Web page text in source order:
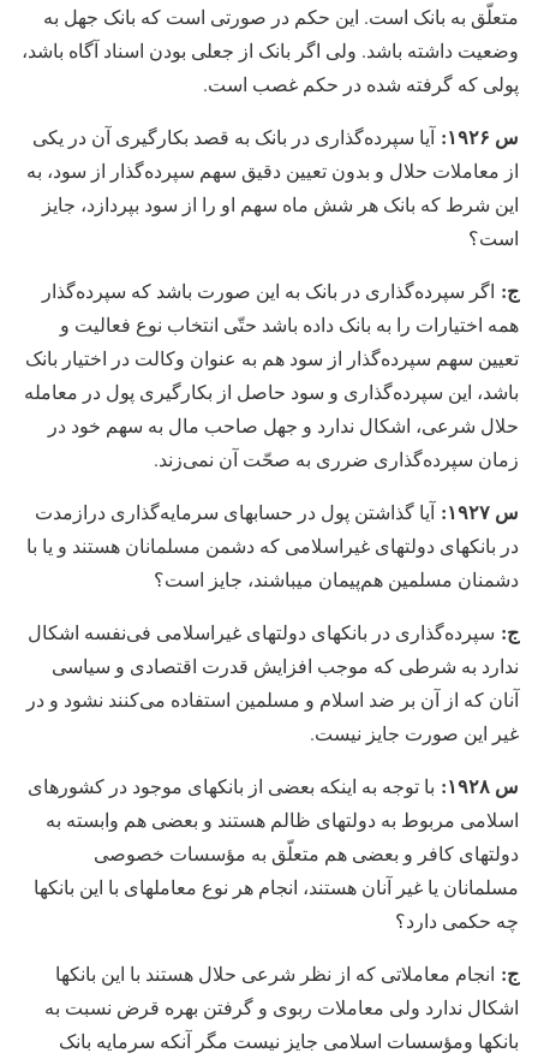
متعلّق به بانک است. این حکم در صورتی است که بانک جهل به
وضعیت داشته باشد. ولی اگر بانک از جعلی بودن اسناد آگاه باشد،
پولی که گرفته شده در حکم غصب است.
س ۱۹۲۶:
آیا سپرده‏‌گذاری در بانک به قصد بکارگیری آن در یکی
از معاملات حلال و بدون تعیین دقیق سهم سپرده‏‌گذار از سود، به
این شرط که بانک هر شش ماه سهم او را از سود بپردازد، جایز
است؟
ج: اگر سپرده‌گذاری در بانک به این صورت باشد که سپرده‌گذار
همه اختیارات را به بانک داده باشد حتّی انتخاب نوع فعالیت و
تعیین سهم سپرده‏‌گذار از سود هم به عنوان وکالت در اختیار بانک
باشد، این سپرده‌گذاری و سود حاصل از بکارگیری پول در معامله
حلال شرعی، اشکال ندارد و جهل صاحب مال به سهم خود در
زمان سپرده‌گذاری ضرری به صحّت‏ آن نمی‏‌زند.
س ۱۹۲۷:
آیا گذاشتن پول در حسابهای سرمایه‏‌گذاری درازمدت
در بانکهای دولتهای غیراسلامی که دشمن مسلمانان هستند و یا با
دشمنان مسلمین هم‌پیمان می‏باشند، جایز است؟
ج: سپرده‏‌گذاری در بانکهای دولتهای غیراسلامی فی‌نفسه اشکال
ندارد به شرطی که موجب افزایش قدرت اقتصادی و سیاسی
آنان که از آن بر ضد اسلام و مسلمین استفاده می‏‌کنند نشود و در
غیر این صورت جایز نیست.
س ۱۹۲۸:
با توجه به اینکه بعضی از بانکهای موجود در کشورهای
اسلامی مربوط به دولتهای ظالم هستند و بعضی هم وابسته به
دولتهای کافر و بعضی هم متعلّق به مؤسسات خصوصی
مسلمانان یا غیر آنان هستند، انجام هر نوع معامله‏ای با این بانکها
چه حکمی دارد؟
ج: انجام معاملاتی که از نظر شرعی حلال هستند با این بانکها
اشکال ندارد ولی معاملات ربوی و گرفتن بهره قرض نسبت به
بانک‏ها ومؤسسات اسلامی جایز نیست مگر آنکه سرمایه بانک